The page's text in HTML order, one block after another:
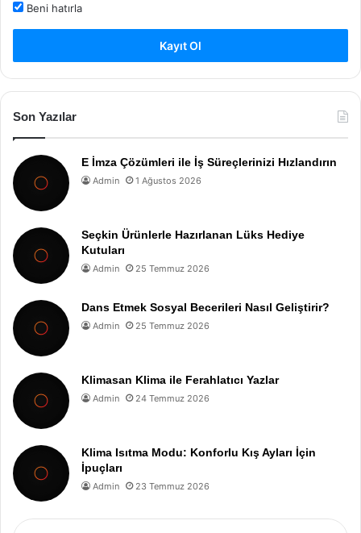
Beni hatırla
Kayıt Ol
Son Yazılar
E İmza Çözümleri ile İş Süreçlerinizi Hızlandırın
Admin 1 Ağustos 2026
Seçkin Ürünlerle Hazırlanan Lüks Hediye
Kutuları
Admin 25 Temmuz 2026
Dans Etmek Sosyal Becerileri Nasıl Geliştirir?
Admin 25 Temmuz 2026
Klimasan Klima ile Ferahlatıcı Yazlar
Admin 24 Temmuz 2026
Klima Isıtma Modu: Konforlu Kış Ayları İçin
İpuçları
Admin 23 Temmuz 2026